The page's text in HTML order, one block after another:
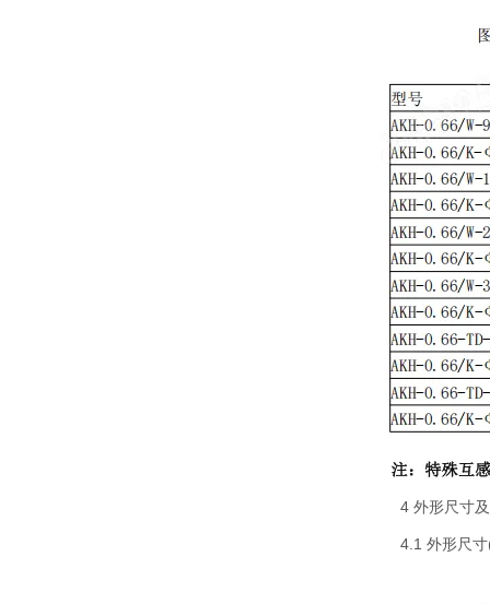
4 外形尺寸
4.1 外形尺